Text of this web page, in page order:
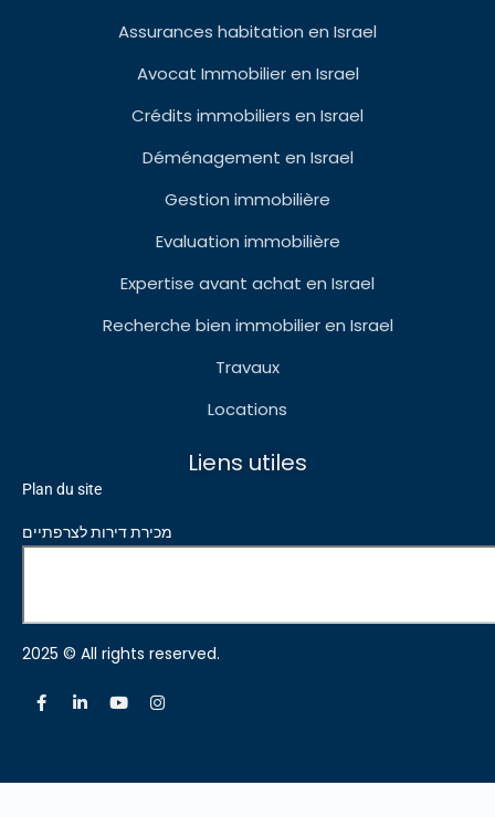
Assurances habitation en Israel
Avocat Immobilier en Israel
Crédits immobiliers en Israel
Déménagement en Israel
Gestion immobilière
Evaluation immobilière
Expertise avant achat en Israel
Recherche bien immobilier en Israel
Travaux
Locations
Liens utiles
Plan du site
מכירת דירות לצרפתיים
2025 © All rights reserved.